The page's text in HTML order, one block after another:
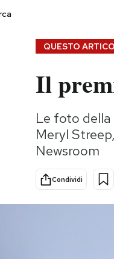
Consumismi
Storie/Idee
Ok Boomer!
Europa
QUESTO
Il
Le foto
Meryl
Newsroom
Condividi